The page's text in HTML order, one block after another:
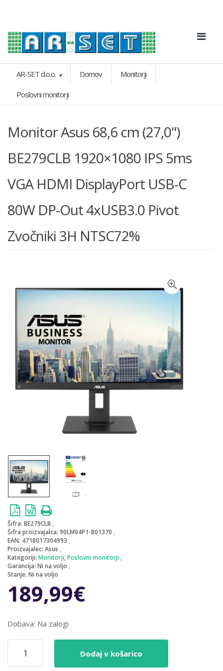
AR-SET d.o.o. Domov Monitorji
Poslovni monitorji
Monitor Asus 68,6 cm (27,0")
BE279CLB 1920×1080 IPS 5ms
VGA HDMI DisplayPort USB-C
80W DP-Out 4xUSB3.0 Pivot
Zvočniki 3H NTSC72%
Šifra: BE279CLB
Šifra proizvajalca: 90LM04P1-B01370
EAN: 4718017304993
Proizvajalec: Asus
Kategoriji: Monitorji,Poslovni monitorji
Garancija: Ni na voljo
Stanje: Ni na voljo
189,99€
Dobava: Na zalogi
Monitor
Asus
68,6
Dodaj v košarico